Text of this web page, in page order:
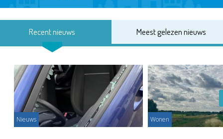
Recent nieuws Meest gelezen nieuws
Nieuws Wonen